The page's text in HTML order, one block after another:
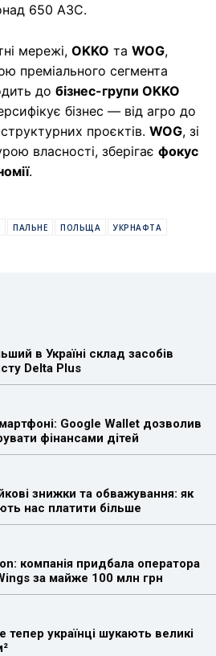
650 АЗС.
мережі, OKKO та WOG,
преміального сегмента
до бізнес-групи OKKO
бізнес — від агро до
проєктів. WOG, зі
власності, зберігає фокус
.
ПАЛЬНЕ ПОЛЬЩА УКРНАФТА
в Україні склад засобів
Delta Plus
Google Wallet дозволив
фінансами дітей
знижки та обважування: як
нас платити більше
компанія придбала оператора
за майже 100 млн грн
тепер українці шукають великі